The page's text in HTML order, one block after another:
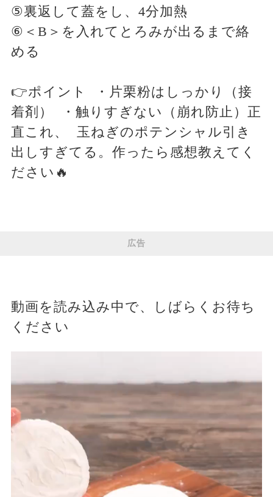
⑤裏返して蓋をし、4分加熱
⑥＜B＞を入れてとろみが出るまで絡
める
👉ポイント ・片栗粉はしっかり（接
着剤） ・触りすぎない（崩れ防止）正
直これ、 玉ねぎのポテンシャル引き
出しすぎてる。作ったら感想教えてく
ださい🔥
広告
動画を読み込み中で、しばらくお待ち
ください